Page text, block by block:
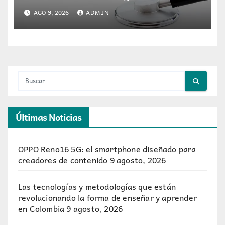
laboral se toman ESS+
AGO 9, 2026 ADMIN
Últimas Noticias
OPPO Reno16 5G: el smartphone diseñado para
creadores de contenido 9 agosto, 2026
Las tecnologías y metodologías que están
revolucionando la forma de enseñar y aprender
en Colombia9 agosto, 2026